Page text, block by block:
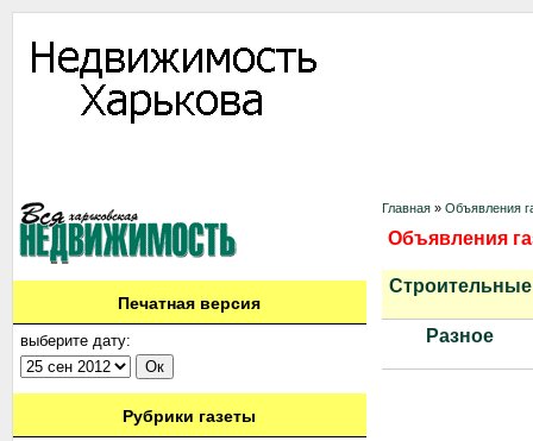
Печатная версия
выберите дату:
Рубрики газеты
Главная » Объявления
Объявления
Строительные
Разное